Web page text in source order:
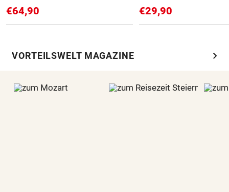
€64,90 €29,90
VORTEILSWELT MAGAZINE chevron_right